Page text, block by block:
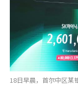
18日早晨，首尔中区某